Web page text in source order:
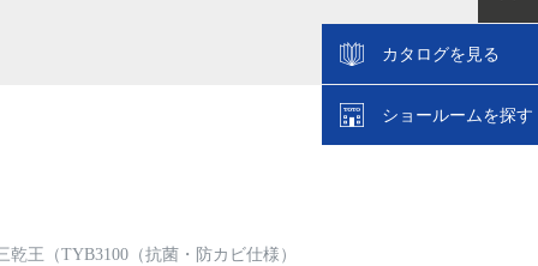
カタログを見る
ショールームを探す
乾王（TYB3100（抗菌・防カビ仕様）